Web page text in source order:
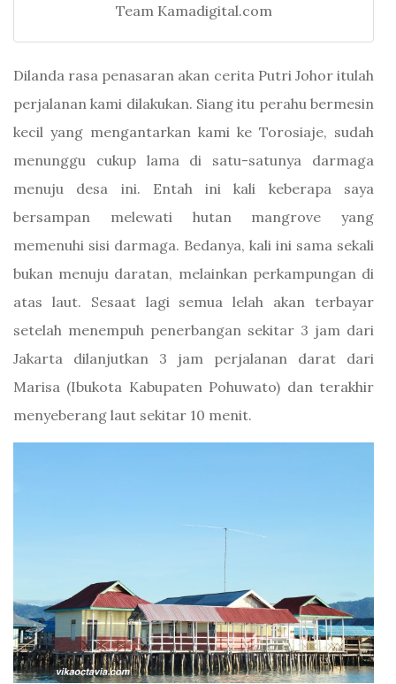
Team Kamadigital.com
Dilanda rasa penasaran akan cerita Putri Johor itulah
perjalanan kami dilakukan. Siang itu perahu bermesin
kecil yang mengantarkan kami ke Torosiaje, sudah
menunggu cukup lama di satu-satunya darmaga
menuju desa ini. Entah ini kali keberapa saya
bersampan melewati hutan mangrove yang
memenuhi sisi darmaga. Bedanya, kali ini sama sekali
bukan menuju daratan, melainkan perkampungan di
atas laut. Sesaat lagi semua lelah akan terbayar
setelah menempuh penerbangan sekitar 3 jam dari
Jakarta dilanjutkan 3 jam perjalanan darat dari
Marisa (Ibukota Kabupaten Pohuwato) dan terakhir
menyeberang laut sekitar 10 menit.